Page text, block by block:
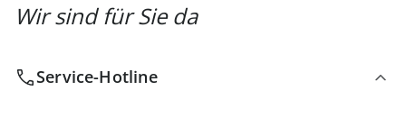
Wir sind für Sie da
Service-Hotline